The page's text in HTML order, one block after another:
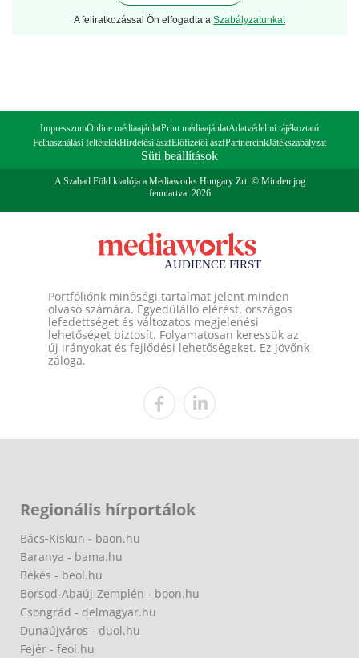
A feliratkozással Ön elfogadta a Szabályzatunkat
ImpresszumOnline médiaajánlatPrint médiaajánlatAdatvédelmi tájékoztató
Felhasználási feltételekHirdetési ászfElőfizetői ászfPartnereinkJátékszabályzat
Süti beállítások
A Szabad Föld kiadója a Mediaworks Hungary Zrt. © Minden jog
fenntartva. 2026
Portfóliónk minőségi tartalmat jelent minden
olvasó számára. Egyedülálló elérést, országos
lefedettséget és változatos megjelenési
lehetőséget biztosít. Folyamatosan keressük az
új irányokat és fejlődési lehetőségeket. Ez jövőnk
záloga.
Regionális hírportálok
Bács-Kiskun - baon.hu
Baranya - bama.hu
Békés - beol.hu
Borsod-Abaúj-Zemplén - boon.hu
Csongrád - delmagyar.hu
Dunaújváros - duol.hu
Fejér - feol.hu